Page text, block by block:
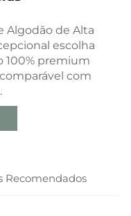
Algodão de Alta
escolha
100% premium
com
Recomendados